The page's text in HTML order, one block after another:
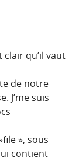
clair qu’il vaut
de notre
J’me suis
», sous
contient